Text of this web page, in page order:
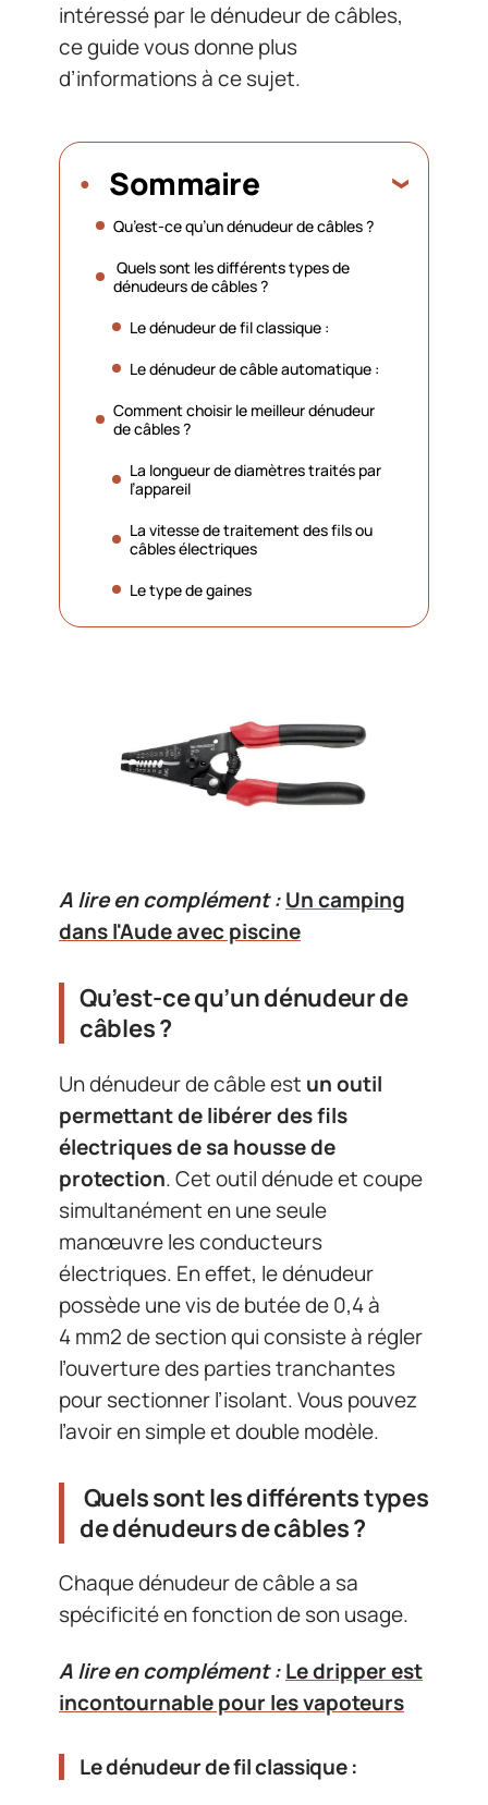
intéressé par le dénudeur de câbles,
ce guide vous donne plus
d’informations à ce sujet.
Sommaire
Qu’est-ce qu’un dénudeur de câbles ?
Quels sont les différents types de
dénudeurs de câbles ?
Le dénudeur de fil classique :
Le dénudeur de câble automatique :
Comment choisir le meilleur dénudeur
de câbles ?
La longueur de diamètres traités par
l’appareil
La vitesse de traitement des fils ou
câbles électriques
Le type de gaines
A lire en complément :Un camping
dans l'Aude avec piscine
Qu’est-ce qu’un dénudeur de
câbles ?
Un dénudeur de câble est un outil
permettant de libérer des fils
électriques de sa housse de
protection. Cet outil dénude et coupe
simultanément en une seule
manœuvre les conducteurs
électriques. En effet, le dénudeur
possède une vis de butée de 0,4 à
4 mm2 de section qui consiste à régler
l’ouverture des parties tranchantes
pour sectionner l’isolant. Vous pouvez
l’avoir en simple et double modèle.
Quels sont les différents types
de dénudeurs de câbles ?
Chaque dénudeur de câble a sa
spécificité en fonction de son usage.
A lire en complément :Le dripper est
incontournable pour les vapoteurs
Le dénudeur de fil classique :